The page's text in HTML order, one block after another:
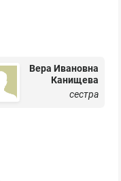
Вера Ивановна
Канищева
сестра